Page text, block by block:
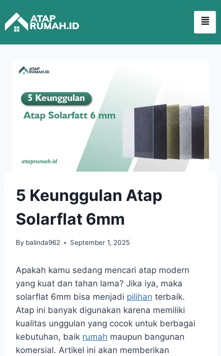
5 Keunggulan Atap
Solarflat 6mm
By balinda962 September 1, 2025
Apakah kamu sedang mencari atap modern
yang kuat dan tahan lama? Jika iya, maka
solarflat 6mm bisa menjadi pilihan terbaik.
Atap ini banyak digunakan karena memiliki
kualitas unggulan yang cocok untuk berbagai
kebutuhan, baik rumah maupun bangunan
komersial. Artikel ini akan memberikan